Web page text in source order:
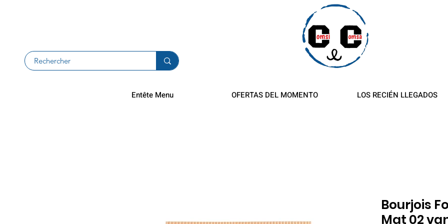
Entête Menu OFERTAS DEL MOMENTO LOS RECIÉN LLEGADOS
Bourjois
Mat 02